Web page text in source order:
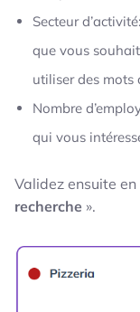
Secteur
que vous
utiliser des mots
Nombre
qui vous
Validez ensuite
recherche ».